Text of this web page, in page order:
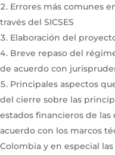
Errores más comunes
través del SICSES
Elaboración del
Breve repaso del
de acuerdo con
Principales aspectos
del cierre sobre las
estados financieros de
acuerdo con los marcos
Colombia y en especial